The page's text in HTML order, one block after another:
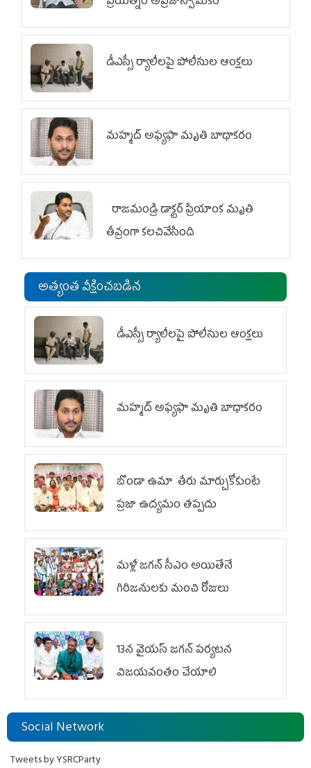
డీఎస్సీ ర్యాలీలపై పోలీసుల ఆంక్షలు
మహ్మద్‌ అఫ్యఫా మృతి బాధాకరం
రాజమండ్రి డాక్టర్‌ ప్రియాంక మృతి
తీవ్రంగా కలచివేసింది
అత్యంత వీక్షించబడిన
డీఎస్సీ ర్యాలీలపై పోలీసుల ఆంక్షలు
మహ్మద్‌ అఫ్యఫా మృతి బాధాకరం
బొండా ఉమా తీరు మార్చుకోకుంటే
ప్రజా ఉద్యమం తప్పదు
మళ్లీ జగన్ సీఎం అయితేనే
గిరిజనులకు మంచి రోజులు
13న వైయస్‌ జగన్‌ పర్యటన
విజయవంతం చేయాలి
Social Network
Tweets by YSRCParty